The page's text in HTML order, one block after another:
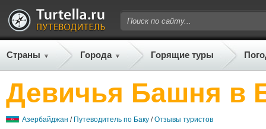
Страны Города Горящие туры
Девичья Башня в
Азербайджан / Путеводитель по Баку /Отзывы туристов